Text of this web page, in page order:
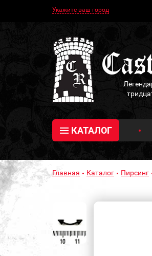
Укажите ваш город
КАТАЛОГ
Главная Каталог Пирсинг